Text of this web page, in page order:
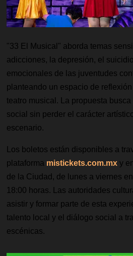
"33 El Musical" aborda temas
adicciones, la depresión, el
emocionales de las juventudes
planteando un espacio de
teatro musical. La propuesta
social sin perder el carácter
escenario.
Los boletos están disponibles a
plataforma mistickets.com.mx y
de la Ciudad, de lunes a viernes
18:00 horas. Las autoridades
asistir y formar parte de esta
talento local y el diálogo social a
escénicas.